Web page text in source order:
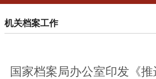
机关档案工作
国家档案局办公室印发《